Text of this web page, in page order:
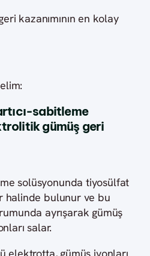
kazanımının en kolay
sabitleme
gümüş geri
solüsyonunda tiyosülfat
halinde bulunur ve bu
ayrışarak gümüş
salar.